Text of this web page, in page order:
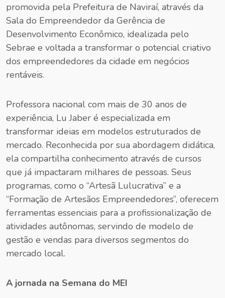
promovida pela Prefeitura de Naviraí, através da
Sala do Empreendedor da Gerência de
Desenvolvimento Econômico, idealizada pelo
Sebrae e voltada a transformar o potencial criativo
dos empreendedores da cidade em negócios
rentáveis.
Professora nacional com mais de 30 anos de
experiência, Lu Jaber é especializada em
transformar ideias em modelos estruturados de
mercado. Reconhecida por sua abordagem didática,
ela compartilha conhecimento através de cursos
que já impactaram milhares de pessoas. Seus
programas, como o “Artesã Lulucrativa” e a
“Formação de Artesãos Empreendedores”, oferecem
ferramentas essenciais para a profissionalização de
atividades autônomas, servindo de modelo de
gestão e vendas para diversos segmentos do
mercado local.
A jornada na Semana do MEI